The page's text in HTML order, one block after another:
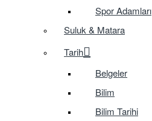
Spor Adamları
Suluk & Matara
Tarih
Belgeler
Bilim
Bilim Tarihi